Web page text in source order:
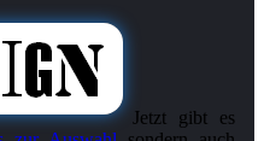
Jetzt gibt es